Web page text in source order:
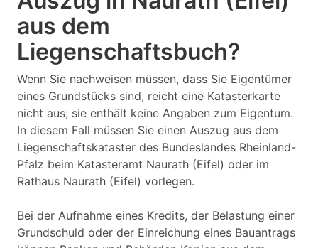
aus dem
Liegenschaftsbuch?
Wenn Sie nachweisen müssen, dass Sie Eigentümer
eines Grundstücks sind, reicht eine Katasterkarte
nicht aus; sie enthält keine Angaben zum Eigentum.
In diesem Fall müssen Sie einen Auszug aus dem
Liegenschaftskataster des Bundeslandes Rheinland-
Pfalz beim Katasteramt Naurath (Eifel) oder im
Rathaus Naurath (Eifel) vorlegen.
Bei der Aufnahme eines Kredits, der Belastung einer
Grundschuld oder der Einreichung eines Bauantrags